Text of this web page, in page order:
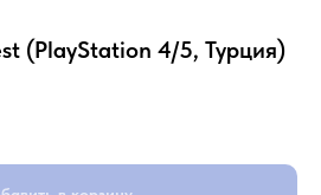
(PlayStation 4/5, Турция)